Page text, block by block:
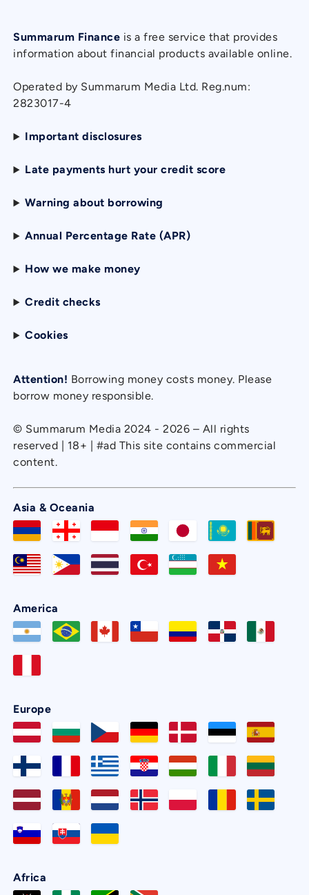
Summarum Finance is a free service that provides
information about financial products available online.
Operated by Summarum Media Ltd. Reg.num:
2823017-4
Important disclosures
Late payments hurt your credit score
Warning about borrowing
Annual Percentage Rate (APR)
How we make money
Credit checks
Cookies
Attention! Borrowing money costs money. Please
borrow money responsible.
© Summarum Media 2024 - 2026 – All rights
reserved | 18+ | #ad This site contains commercial
content.
Asia & Oceania
America
Europe
Africa